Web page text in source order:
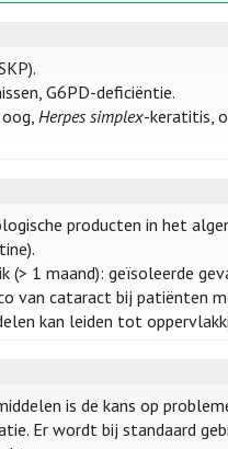
G6PD-deficiëntie.
oog,Herpes simplex-keratitis,
producten in het
(> 1 maand): geïsoleerde
van cataract bij patiënten
kan leiden tot
is de kans op
Er wordt bij standaard